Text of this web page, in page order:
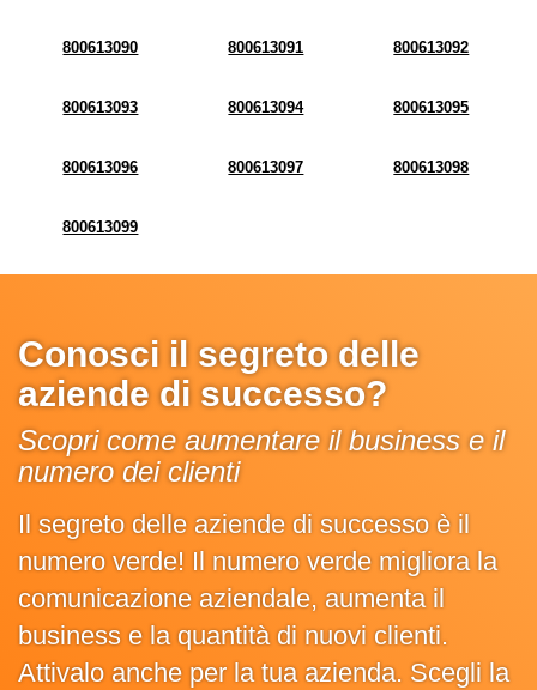
800613090 800613091 800613092
800613093 800613094 800613095
800613096 800613097 800613098
800613099
Conosci il segreto delle
aziende di successo?
Scopri come aumentare il business e il
numero dei clienti
Il segreto delle aziende di successo è il
numero verde! Il numero verde migliora la
comunicazione aziendale, aumenta il
business e la quantità di nuovi clienti.
Attivalo anche per la tua azienda. Scegli la